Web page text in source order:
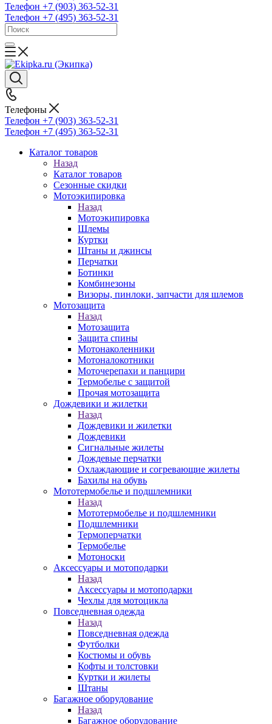
Телефон +7 (903) 363-52-31
Телефон +7 (495) 363-52-31
Телефоны
Телефон +7 (903) 363-52-31
Телефон +7 (495) 363-52-31
Каталог товаров
Назад
Каталог товаров
Сезонные скидки
Мотоэкипировка
Назад
Мотоэкипировка
Шлемы
Куртки
Штаны и джинсы
Перчатки
Ботинки
Комбинезоны
Визоры, пинлоки, запчасти для шлемов
Мотозащита
Назад
Мотозащита
Защита спины
Мотонаколенники
Мотоналокотники
Моточерепахи и панцири
Термобелье с защитой
Прочая мотозащита
Дождевики и жилетки
Назад
Дождевики и жилетки
Дождевики
Сигнальные жилеты
Дождевые перчатки
Охлаждающие и согревающие жилеты
Бахилы на обувь
Мототермобелье и подшлемники
Назад
Мототермобелье и подшлемники
Подшлемники
Термоперчатки
Термобелье
Мотоноски
Аксессуары и мотоподарки
Назад
Аксессуары и мотоподарки
Чехлы для мотоцикла
Повседневная одежда
Назад
Повседневная одежда
Футболки
Костюмы и обувь
Кофты и толстовки
Куртки и жилеты
Штаны
Багажное оборудование
Назад
Багажное оборудование